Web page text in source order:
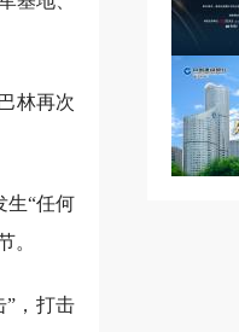
林再次
生“任何
。
”，打击